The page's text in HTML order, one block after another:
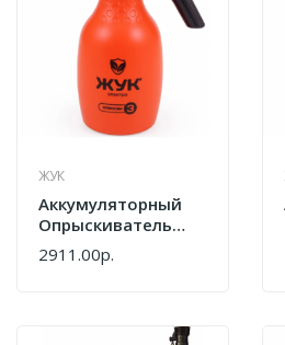
ЖУК
Аккумуляторный
Опрыскиватель
Жук 3 Литра 7688-
00
2911.00р.